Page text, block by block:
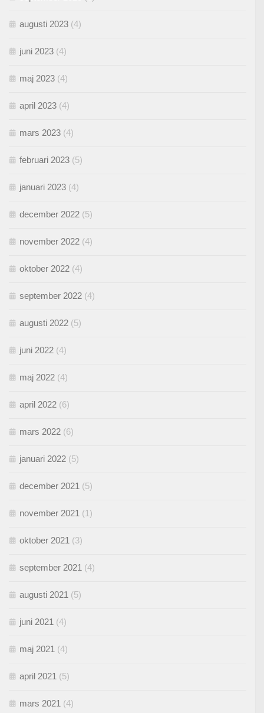
augusti 2023 (4)
juni 2023 (4)
maj 2023 (4)
april 2023 (4)
mars 2023 (4)
februari 2023 (5)
januari 2023 (4)
december 2022 (5)
november 2022 (4)
oktober 2022 (4)
september 2022 (4)
augusti 2022 (5)
juni 2022 (4)
maj 2022 (4)
april 2022 (6)
mars 2022 (6)
januari 2022 (5)
december 2021 (5)
november 2021 (1)
oktober 2021 (3)
september 2021 (4)
augusti 2021 (5)
juni 2021 (4)
maj 2021 (4)
april 2021 (5)
mars 2021 (4)